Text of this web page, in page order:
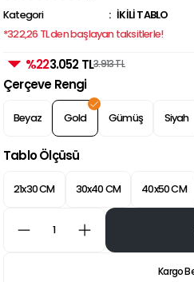
Kategori
İKİLİ TABLO
*322,26 TL den başlayan taksitlerle!
%223.052 TL3.913 TL
Çerçeve Rengi
Beyaz Gold Gümüş Siyah
Tablo Ölçüsü
21x30 CM 30x40 CM 40x50 CM
Kargo